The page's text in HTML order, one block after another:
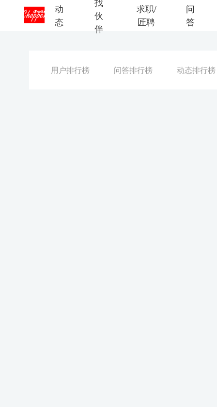
动
态
伙
伴
求职/
匠聘
问
答
用户排行榜 问答排行榜 动态排行榜